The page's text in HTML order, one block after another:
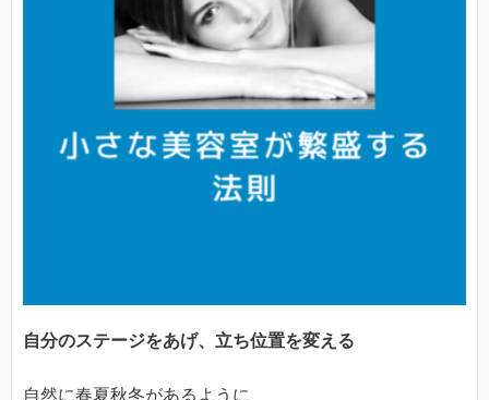
自分のステージをあげ、立ち位置を変える
自然に春夏秋冬があるように